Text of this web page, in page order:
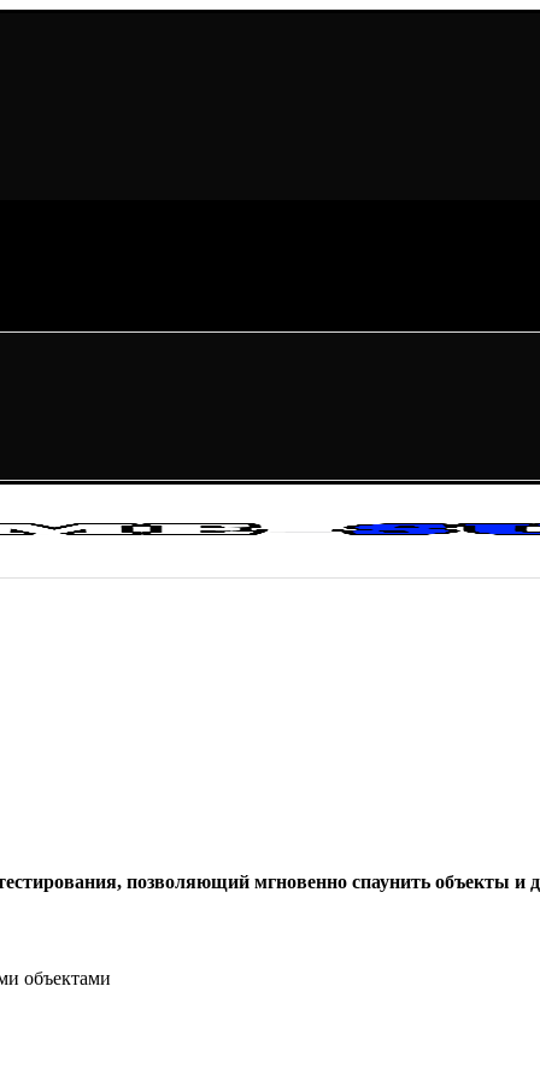
позволяющий мгновенно спаунить объекты и
объектами